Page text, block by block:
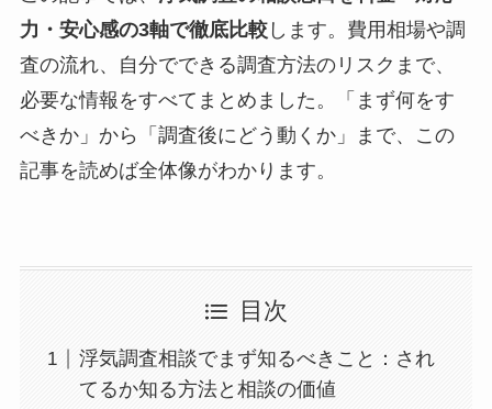
力・安心感の3軸で徹底比較します。費用相場や調
査の流れ、自分でできる調査方法のリスクまで、
必要な情報をすべてまとめました。「まず何をす
べきか」から「調査後にどう動くか」まで、この
記事を読めば全体像がわかります。
目次
浮気調査相談でまず知るべきこと：され
てるか知る方法と相談の価値